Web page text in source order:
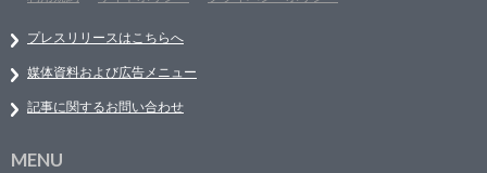
プレスリリースはこちらへ
媒体資料および広告メニュー
記事に関するお問い合わせ
MENU